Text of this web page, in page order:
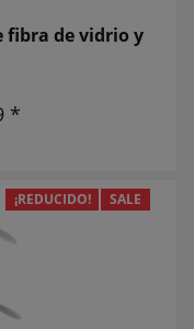
fibra de vidrio y
*
¡REDUCIDO! SALE